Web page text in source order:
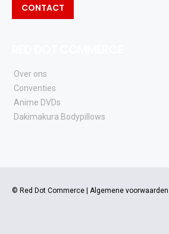
CONTACT
Over ons
Conventies
Anime DVDs
Dakimakura Bodypillows
© Red Dot Commerce | Algemene voorwaarden